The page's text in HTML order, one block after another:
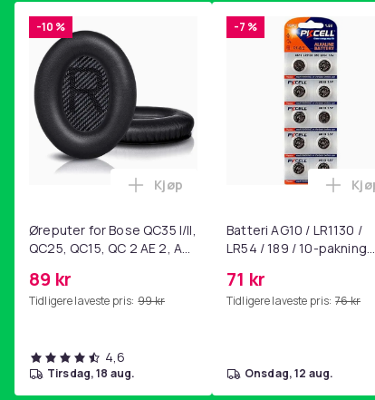
-10 %
Øreputer for Bose QC35 I/II,
QC25, QC15, QC 2 AE 2, AE
SoundLink Black
89 kr
Tidligere laveste pris: 99 kr
Legg Øreputer for Bose QC35 I/II,
Kjøp
4,6
tirsdag, 18 aug.
-7 %
Batteri AG10 / LR1130 /
LR54 / 189 / 10-pakning
71 kr
Tidligere laveste pris: 76 kr
onsdag, 12 aug.